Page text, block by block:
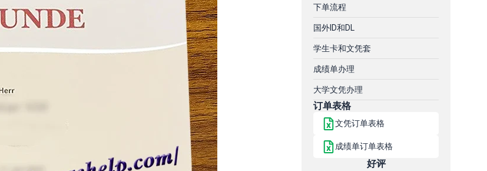
下单流程
国外ID和DL
学生卡和文凭套
成绩单办理
大学文凭办理
订单表格
文凭订单表格
成绩单订单表格
好评